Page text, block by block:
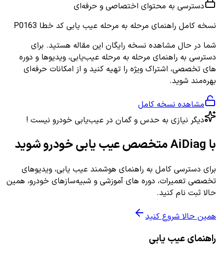
دسترسی به محتوای اختصاصی و حرفه‌ای
نسخه کامل راهنمای مرحله به مرحله عیب یابی کد خطا P0163
شما در حال مشاهده نسخه رایگان این مقاله هستید. برای
دسترسی به راهنمای مرحله به مرحله عیب‌یابی، ویدیوها و دوره
های تخصصی، اشتراک ویژه را تهیه کنید و از امکانات حرفه‌ای
بهره‌مند شوید.
مشاهده نسخه کامل
دیگر نیازی به حدس و گمان در عیب‌یابی خودرو نیست !
با AiDiag متخصص عیب یابی خودرو شوید
برای دسترسی کامل به راهنمای هوشمند عیب یابی، ویدیوهای
تخصصی تعمیرات، دوره های آموزشی و شبیه‌سازهای خودرو، همین
حالا ثبت نام کنید.
همین حالا شروع کنید
راهنمای عیب یابی